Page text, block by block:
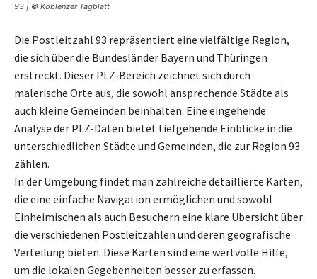
93 | © Koblenzer Tagblatt
Die Postleitzahl 93 repräsentiert eine vielfältige Region,
die sich über die Bundesländer Bayern und Thüringen
erstreckt. Dieser PLZ-Bereich zeichnet sich durch
malerische Orte aus, die sowohl ansprechende Städte als
auch kleine Gemeinden beinhalten. Eine eingehende
Analyse der PLZ-Daten bietet tiefgehende Einblicke in die
unterschiedlichen Städte und Gemeinden, die zur Region 93
zählen.
In der Umgebung findet man zahlreiche detaillierte Karten,
die eine einfache Navigation ermöglichen und sowohl
Einheimischen als auch Besuchern eine klare Übersicht über
die verschiedenen Postleitzahlen und deren geografische
Verteilung bieten. Diese Karten sind eine wertvolle Hilfe,
um die lokalen Gegebenheiten besser zu erfassen.